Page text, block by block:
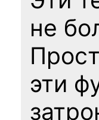
не
эти